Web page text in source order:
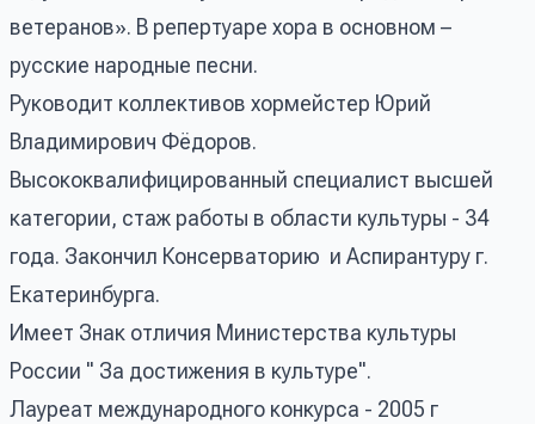
ветеранов». В репертуаре хора в основном –
русские народные песни.
Руководит коллективов хормейстер Юрий
Владимирович Фёдоров.
Высококвалифицированный специалист высшей
категории, стаж работы в области культуры - 34
года. Закончил Консерваторию и Аспирантуру г.
Екатеринбурга.
Имеет Знак отличия Министерства культуры
России " За достижения в культуре".
Лауреат международного конкурса - 2005 г